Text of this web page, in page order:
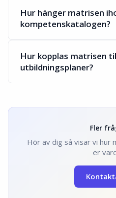
Hur hänger matrisen
kompetenskatalogen?
Hur kopplas matrisen
utbildningsplaner?
Fler
Hör av dig så visar vi hur
er